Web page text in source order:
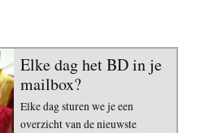
Elke dag het BD in je
mailbox?
Elke dag sturen we je een
overzicht van de nieuwste